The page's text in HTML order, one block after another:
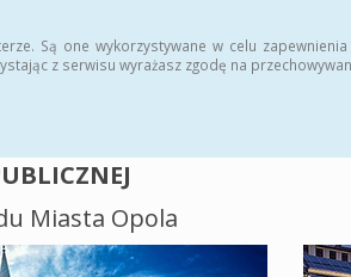
Są one wykorzystywane w celu
z serwisu wyrażasz zgodę na
Miasta Opola